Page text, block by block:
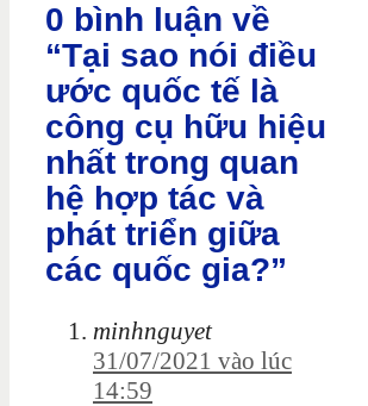
0 bình luận về
“Tại sao nói điều
ước quốc tế là
công cụ hữu hiệu
nhất trong quan
hệ hợp tác và
phát triển giữa
các quốc gia?”
minhnguyet
31/07/2021 vào lúc
14:59